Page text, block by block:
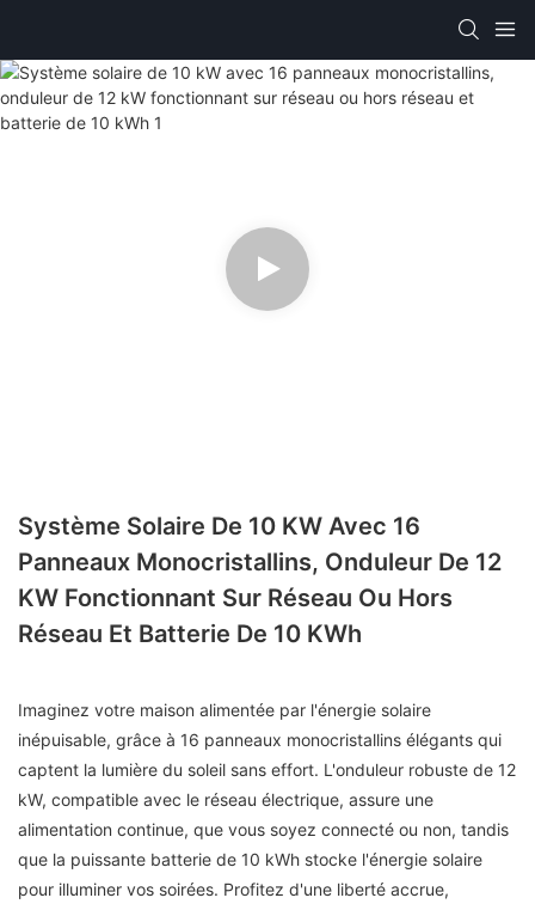
Système Solaire De 10 KW Avec 16
Panneaux Monocristallins, Onduleur De 12
KW Fonctionnant Sur Réseau Ou Hors
Réseau Et Batterie De 10 KWh
Imaginez votre maison alimentée par l'énergie solaire
inépuisable, grâce à 16 panneaux monocristallins élégants qui
captent la lumière du soleil sans effort. L'onduleur robuste de 12
kW, compatible avec le réseau électrique, assure une
alimentation continue, que vous soyez connecté ou non, tandis
que la puissante batterie de 10 kWh stocke l'énergie solaire
pour illuminer vos soirées. Profitez d'une liberté accrue,